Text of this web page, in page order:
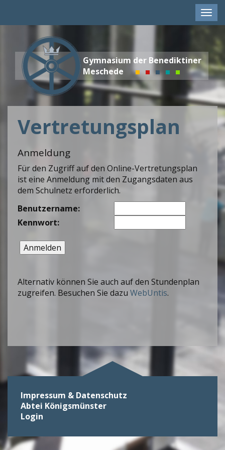
Gymnasium der Benediktiner
Meschede
Vertretungsplan
Anmeldung
Für den Zugriff auf den Online-Vertretungsplan
ist eine Anmeldung mit den Zugangsdaten aus
dem Schulnetz erforderlich.
Benutzername:
Kennwort:
Alternativ können Sie auch auf den Stundenplan
zugreifen. Besuchen Sie dazu WebUntis.
Impressum & Datenschutz
Abtei Königsmünster
Login